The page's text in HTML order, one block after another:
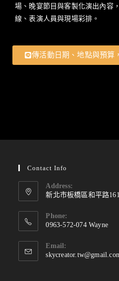
場、晚宴節目與客製化演出內容
線、表演人員與現場彩排。
傳活動日期、地點與預算
Contact Info
Address:
新北市板橋區和平路
Phone:
0963-572-074 Wayne
Email: